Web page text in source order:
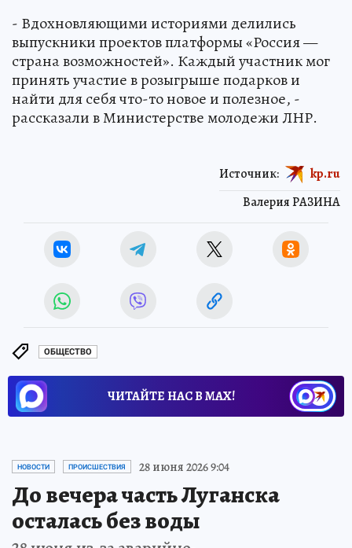
- Вдохновляющими историями делились
выпускники проектов платформы «Россия —
страна возможностей». Каждый участник мог
принять участие в розыгрыше подарков и
найти для себя что-то новое и полезное, -
рассказали в Министерстве молодежи ЛНР.
Валерия РАЗИНА
Источник: kp.ru
ОБЩЕСТВО
ЧИТАЙТЕ НАС В МАХ!
НОВОСТИ ПРОИСШЕСТВИЯ 28 июня 2026 9:04
До вечера часть Луганска
осталась без воды